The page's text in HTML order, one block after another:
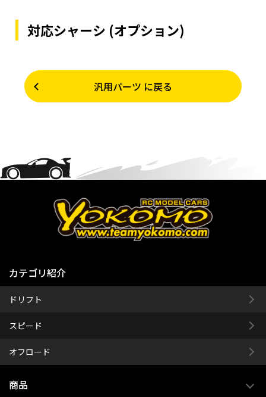
対応シャーシ (オプション)
汎用パーツ に戻る
カテゴリ紹介
ドリフト
スピード
オフロード
商品